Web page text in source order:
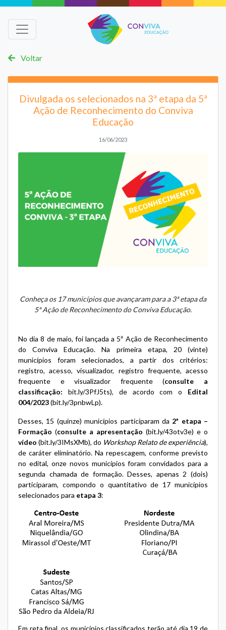
Voltar
Divulgada os selecionados na 3ª etapa da 5ª
Ação de Reconhecimento do Conviva
Educação
16/06/2023
Conheça os 17 municípios que avançaram para a 3ª etapa da
5ª Ação de Reconhecimento do Conviva Educação.
No dia 8 de maio, foi lançada a 5ª Ação de Reconhecimento
do Conviva Educação. Na primeira etapa, 20 (vinte)
municípios foram selecionados, a partir dos critérios:
registro, acesso, visualizador, registro frequente, acesso
frequente e visualizador frequente (consulte a
classificação:
bit.ly/3PfJ5ts), de acordo com o Edital
004/2023(bit.ly/3pnbwLp).
Desses, 15 (quinze) municípios participaram da 2ª etapa –
Formação (consulte a apresentação (bit.ly/43otv3e) e o
vídeo (bit.ly/3IMsXMb), do Workshop Relato de experiência),
de caráter eliminatório. Na repescagem, conforme previsto
no edital, onze novos municípios foram convidados para a
segunda chamada de formação. Desses, apenas 2 (dois)
participaram, compondo o quantitativo de 17 municípios
selecionados para etapa 3:
Em reta final, os municípios classificados terão até dia 19 de